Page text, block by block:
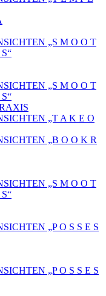
„S M O O T
„S M O O T
„T A K E O
„B O O K R
„S M O O T
„P O S S E S
„P O S S E S